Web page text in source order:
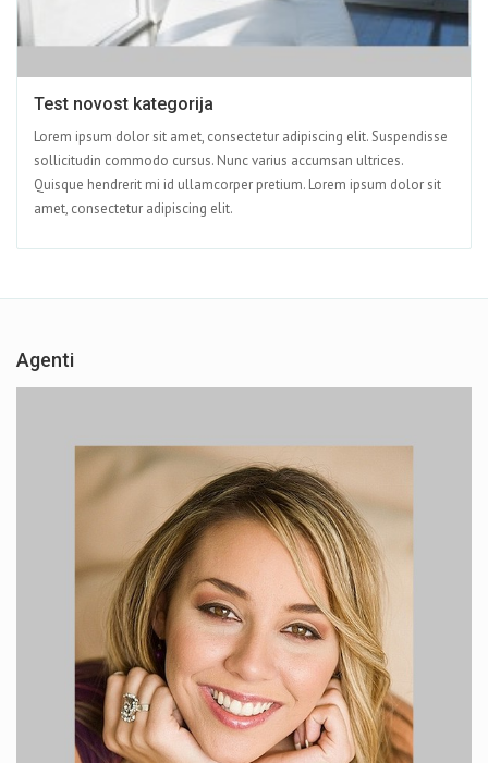
Test novost kategorija
Lorem ipsum dolor sit amet, consectetur adipiscing elit. Suspendisse
sollicitudin commodo cursus. Nunc varius accumsan ultrices.
Quisque hendrerit mi id ullamcorper pretium. Lorem ipsum dolor sit
amet, consectetur adipiscing elit.
Agenti